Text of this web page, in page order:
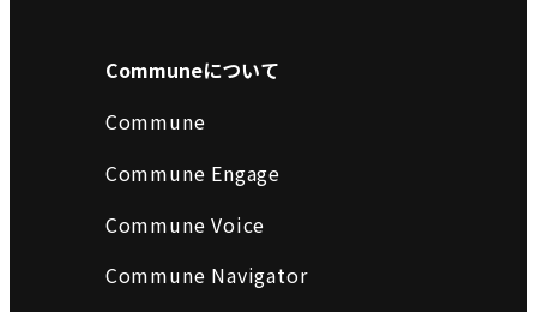
Communeについて
Commune
Commune Engage
Commune Voice
Commune Navigator